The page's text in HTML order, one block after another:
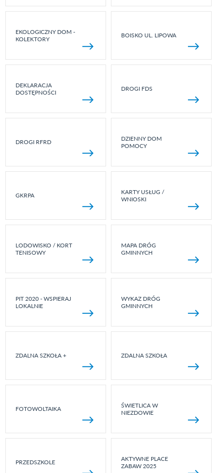
EKOLOGICZNY DOM -
KOLEKTORY
BOISKO UL. LIPOWA
DEKLARACJA
DOSTĘPNOŚCI
DROGI FDS
DROGI RFRD
DZIENNY DOM
POMOCY
GKRPA
KARTY USŁUG /
WNIOSKI
LODOWISKO / KORT
TENISOWY
MAPA DRÓG
GMINNYCH
PIT 2020 - WSPIERAJ
LOKALNIE
WYKAZ DRÓG
GMINNYCH
ZDALNA SZKOŁA + ZDALNA SZKOŁA
FOTOWOLTAIKA
ŚWIETLICA W
NIEZDOWIE
PRZEDSZKOLE
AKTYWNE PLACE
ZABAW 2025